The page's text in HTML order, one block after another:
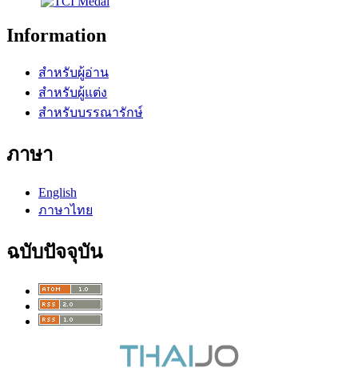
Information
สำหรับผู้อ่าน
สำหรับผู้แต่ง
สำหรับบรรณารักษ์
ภาษา
English
ภาษาไทย
ฉบับปัจจุบัน